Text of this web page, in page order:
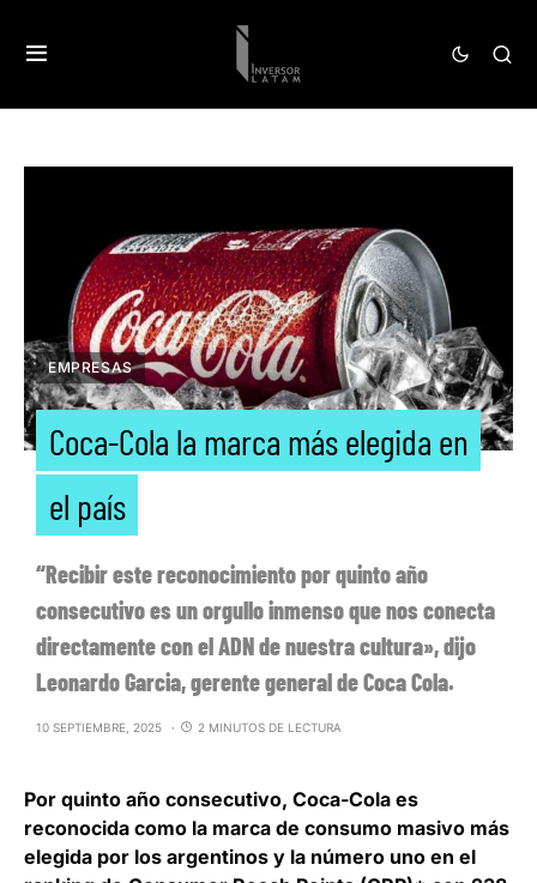
EMPRESAS
Coca-Cola la marca más elegida en
el país
“Recibir este reconocimiento por quinto año
consecutivo es un orgullo inmenso que nos conecta
directamente con el ADN de nuestra cultura», dijo
Leonardo Garcia, gerente general de Coca Cola.
10 SEPTIEMBRE, 2025 2 MINUTOS DE LECTURA
Por quinto año consecutivo, Coca-Cola es
reconocida como la marca de consumo masivo más
elegida por los argentinos y la número uno en el